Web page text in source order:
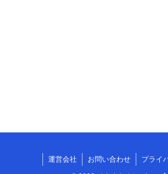
運営会社 お問い合わせ プライ